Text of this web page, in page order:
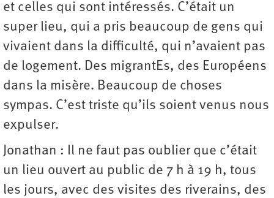
et celles qui sont intéressés. C’était un
super lieu, qui a pris beaucoup de gens qui
vivaient dans la difficulté, qui n’avaient pas
de logement. Des migrantEs, des Européens
dans la misère. Beaucoup de choses
sympas. C’est triste qu’ils soient venus nous
expulser.
Jonathan : Il ne faut pas oublier que c’était
un lieu ouvert au public de 7 h à 19 h, tous
les jours, avec des visites des riverains, des